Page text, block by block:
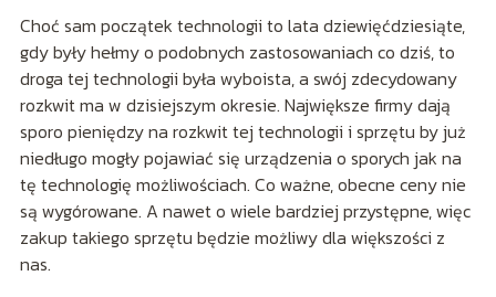
Choć sam początek technologii to lata dziewięćdziesiąte,
gdy były hełmy o podobnych zastosowaniach co dziś, to
droga tej technologii była wyboista, a swój zdecydowany
rozkwit ma w dzisiejszym okresie. Największe firmy dają
sporo pieniędzy na rozkwit tej technologii i sprzętu by już
niedługo mogły pojawiać się urządzenia o sporych jak na
tę technologię możliwościach. Co ważne, obecne ceny nie
są wygórowane. A nawet o wiele bardziej przystępne, więc
zakup takiego sprzętu będzie możliwy dla większości z
nas.